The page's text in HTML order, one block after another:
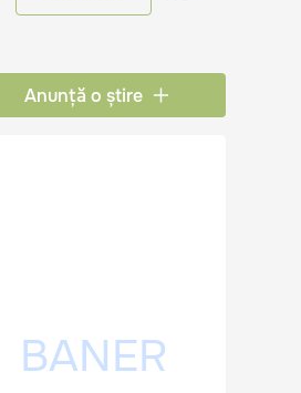
Anunță o știre